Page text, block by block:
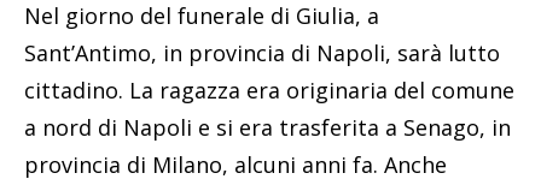
Nel giorno del funerale di Giulia, a
Sant’Antimo, in provincia di Napoli, sarà lutto
cittadino. La ragazza era originaria del comune
a nord di Napoli e si era trasferita a Senago, in
provincia di Milano, alcuni anni fa. Anche